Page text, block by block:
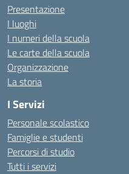
Presentazione
I luoghi
I numeri della scuola
Le carte della scuola
Organizzazione
La storia
I Servizi
Personale scolastico
Famiglie e studenti
Percorsi di studio
Tutti i servizi